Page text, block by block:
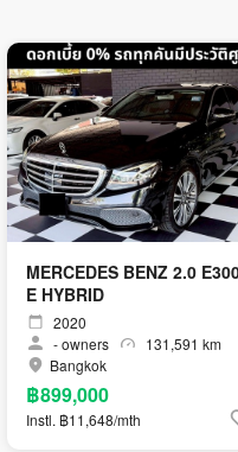
MERCEDES BENZ 2.0
E HYBRID
2020
-owners
131,591 km
Bangkok
฿899,000
Instl. ฿11,648/mth